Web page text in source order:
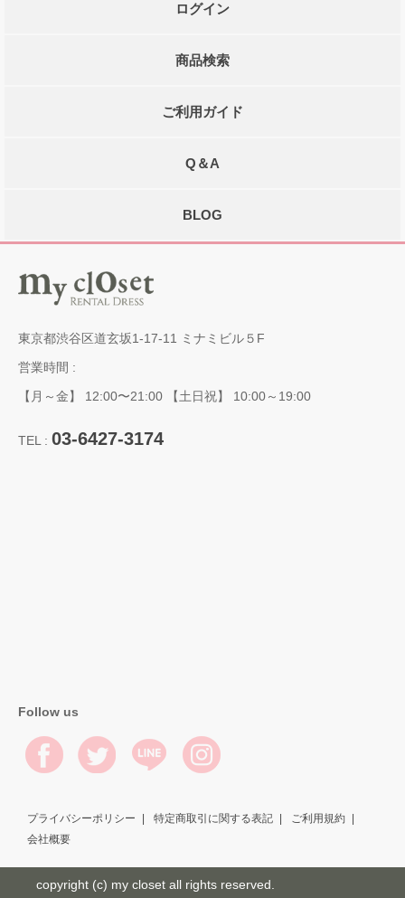
ログイン
商品検索
ご利用ガイド
Q＆A
BLOG
東京都渋谷区道玄坂1-17-11 ミナミビル５F
営業時間 :
【月～金】 12:00〜21:00 【土日祝】 10:00～19:00
TEL : 03-6427-3174
Follow us
プライバシーポリシー 特定商取引に関する表記
ご利用規約
会社概要
copyright (c) my closet all rights reserved.